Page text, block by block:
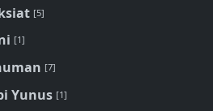
[5]
[1]
[7]
Yunus [1]